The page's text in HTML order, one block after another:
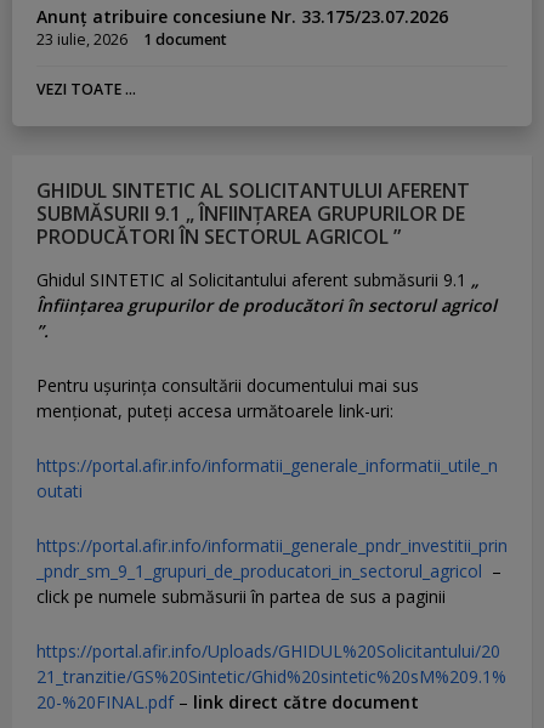
Anunț atribuire concesiune Nr. 33.175/23.07.2026
23 iulie, 2026 1 document
VEZI TOATE ...
GHIDUL SINTETIC AL SOLICITANTULUI AFERENT
SUBMĂSURII 9.1 „ ÎNFIINȚAREA GRUPURILOR DE
PRODUCĂTORI ÎN SECTORUL AGRICOL ”
Ghidul SINTETIC al Solicitantului aferent submăsurii 9.1 „
Înființarea grupurilor de producători în sectorul agricol
”.
Pentru uşurinţa consultării documentului mai sus
menţionat, puteţi accesa următoarele link-uri:
https://portal.afir.info/informatii_generale_informatii_utile_n
outati
https://portal.afir.info/informatii_generale_pndr_investitii_prin
_pndr_sm_9_1_grupuri_de_producatori_in_sectorul_agricol –
click pe numele submăsurii în partea de sus a paginii
https://portal.afir.info/Uploads/GHIDUL%20Solicitantului/20
21_tranzitie/GS%20Sintetic/Ghid%20sintetic%20sM%209.1%
20-%20FINAL.pdf– link direct către document